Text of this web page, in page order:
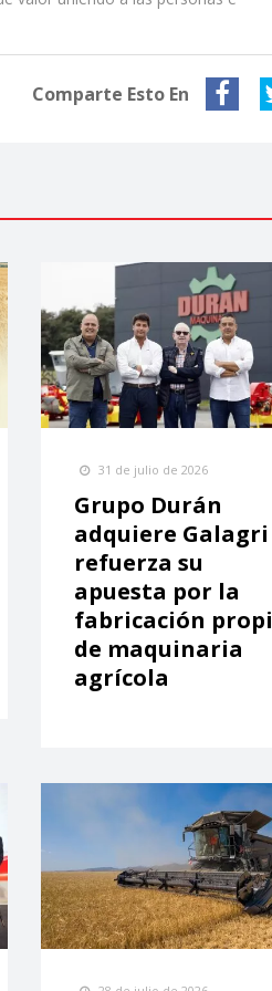
Comparte Esto En
31 de julio de 2026
Grupo Durán
adquiere Galagri
refuerza su
apuesta por la
fabricación
de maquinaria
agrícola